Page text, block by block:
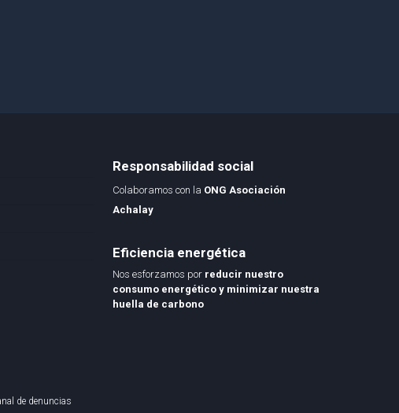
Responsabilidad social
Colaboramos con la ONG Asociación
Achalay
Eficiencia energética
Nos esforzamos por reducir nuestro
consumo energético y minimizar nuestra
huella de carbono
de denuncias